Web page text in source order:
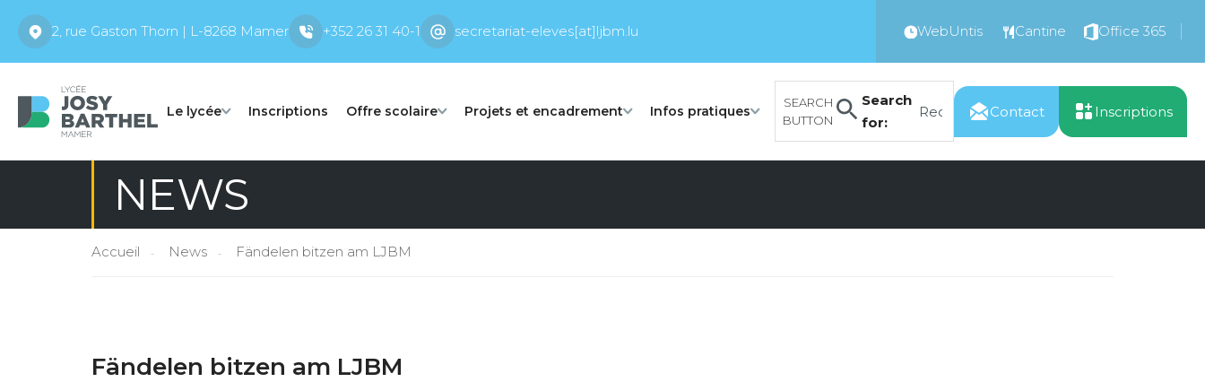
2, rue Gaston Thorn | L-8268 Mamer +352 26 31 40-1 secretariat-eleves[at]ljbm.lu WebUntis Cantine Office 365
Le lycée Inscriptions Offre scolaire Projets et encadrement Infos pratiques
Search
for:
SEARCH
BUTTON
Contact Inscriptions
NEWS
Accueil News Fändelen bitzen am LJBM
Fändelen bitzen am LJBM